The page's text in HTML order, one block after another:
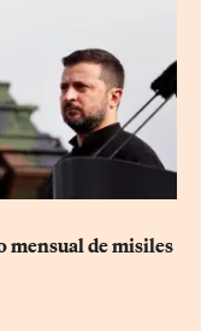
mensual de misiles